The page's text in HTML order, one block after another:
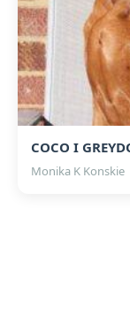
COCO I
Monika K Konskie